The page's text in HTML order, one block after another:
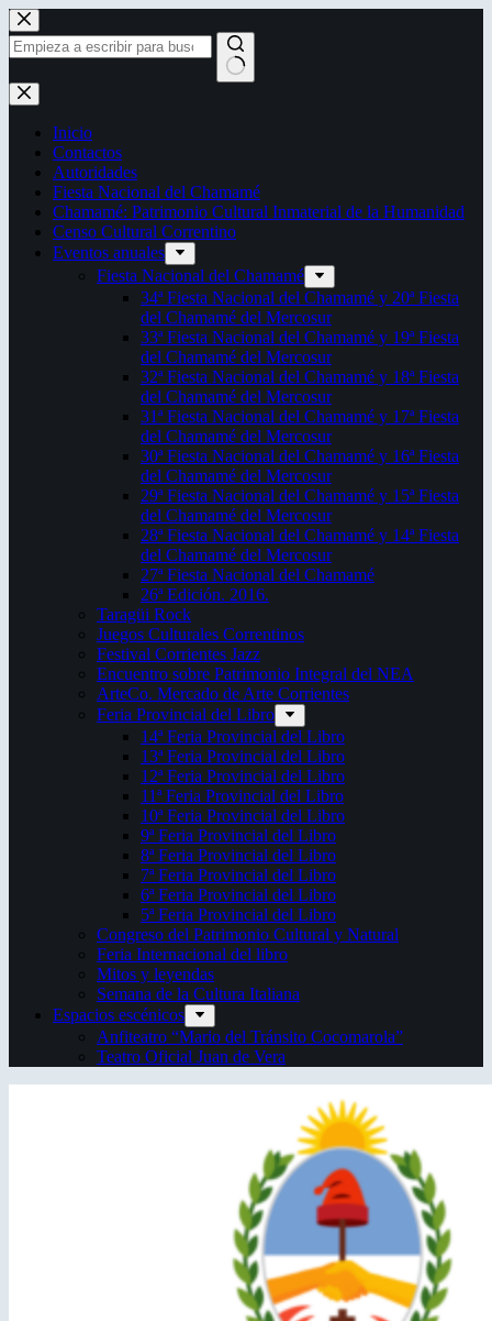
Saltar
al
contenido
Sin
resultados
Inicio
Contactos
Autoridades
Fiesta Nacional del Chamamé
Chamamé: Patrimonio Cultural Inmaterial de la Humanidad
Censo Cultural Correntino
Eventos anuales
Fiesta Nacional del Chamamé
34ª Fiesta Nacional del Chamamé y 20ª Fiesta
del Chamamé del Mercosur
33ª Fiesta Nacional del Chamamé y 19ª Fiesta
del Chamamé del Mercosur
32ª Fiesta Nacional del Chamamé y 18ª Fiesta
del Chamamé del Mercosur
31ª Fiesta Nacional del Chamamé y 17ª Fiesta
del Chamamé del Mercosur
30ª Fiesta Nacional del Chamamé y 16ª Fiesta
del Chamamé del Mercosur
29ª Fiesta Nacional del Chamamé y 15ª Fiesta
del Chamamé del Mercosur
28ª Fiesta Nacional del Chamamé y 14ª Fiesta
del Chamamé del Mercosur
27ª Fiesta Nacional del Chamamé
26ª Edición. 2016.
Taragüi Rock
Juegos Culturales Correntinos
Festival Corrientes Jazz
Encuentro sobre Patrimonio Integral del NEA
ArteCo. Mercado de Arte Corrientes
Feria Provincial del Libro
14ª Feria Provincial del Libro
13ª Feria Provincial del Libro
12ª Feria Provincial del Libro
11ª Feria Provincial del Libro
10ª Feria Provincial del Libro
9ª Feria Provincial del Libro
8ª Feria Provincial del Libro
7ª Feria Provincial del Libro
6ª Feria Provincial del Libro
5ª Feria Provincial del Libro
Congreso del Patrimonio Cultural y Natural
Feria Internacional del libro
Mitos y leyendas
Semana de la Cultura Italiana
Espacios escénicos
Anfiteatro “Mario del Tránsito Cocomarola”
Teatro Oficial Juan de Vera